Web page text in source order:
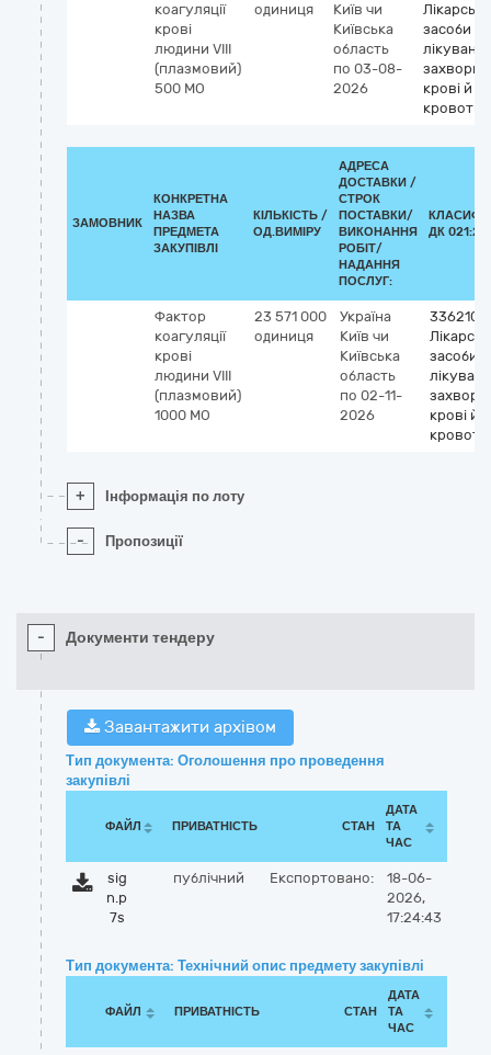
коагуляції
крові
людини VIII
(плазмовий)
500 МО
одиниця
Київ чи
Київська
область
по 03-08-
2026
Лікарські
засоби
крові й
ЗАМОВНИК
КОНКРЕТНА
НАЗВА
ПРЕДМЕТА
ЗАКУПІВЛІ
КІЛЬКІСТЬ /
ОД.ВИМІРУ
АДРЕСА
ДОСТАВКИ /
СТРОК
ПОСТАВКИ/
ВИКОНАННЯ
РОБІТ/
НАДАННЯ
ПОСЛУГ:
ДК
Фактор
коагуляції
крові
людини VIII
(плазмовий)
1000 МО
23 571 000
одиниця
Україна
Київ чи
Київська
область
по 02-11-
2026
засоби
крові й
+ Інформація по лоту
- Пропозиції
- Документи тендеру
Завантажити архівом
Тип документа: Оголошення про проведення
закупівлі
ФАЙЛ ПРИВАТНІСТЬ СТАН
ДАТА
ТА
ЧАС
sig
n.p
7s
публічний Експортовано:
18-06-
2026,
17:24:43
Тип документа: Технічний опис предмету закупівлі
ФАЙЛ ПРИВАТНІСТЬ СТАН
ДАТА
ТА
ЧАС